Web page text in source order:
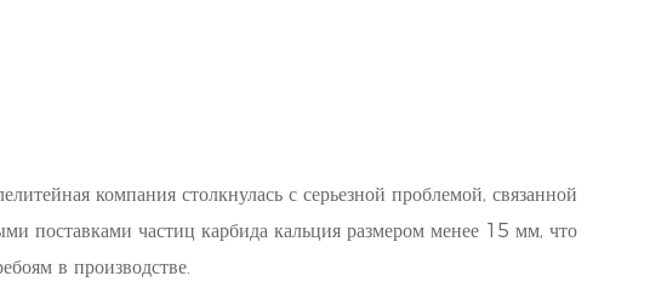
компания столкнулась с серьезной проблемой, связанной
поставками частиц карбида кальция размером менее 15 мм, что
в производстве.